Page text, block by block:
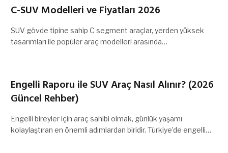
C-SUV Modelleri ve Fiyatları 2026
SUV gövde tipine sahip C segment araçlar, yerden yüksek
tasarımları ile popüler araç modelleri arasında…
Engelli Raporu ile SUV Araç Nasıl Alınır? (2026
Güncel Rehber)
Engelli bireyler için araç sahibi olmak, günlük yaşamı
kolaylaştıran en önemli adımlardan biridir. Türkiye’de engelli…